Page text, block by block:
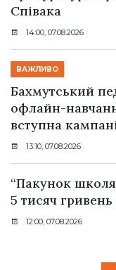
Співака
14:00, 07.08.2026
ВАЖЛИВО
Бахмутський
офлайн-
вступна
13:10, 07.08.2026
“Пакунок
5 тисяч
12:00, 07.08.2026